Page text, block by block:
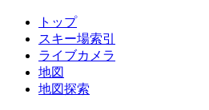
トップ
スキー場索引
ライブカメラ
地図
地図探索